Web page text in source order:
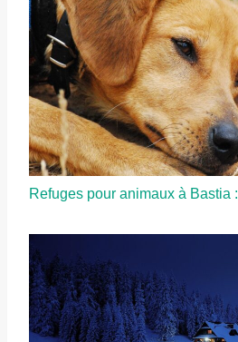
Refuges pour animaux à Bastia